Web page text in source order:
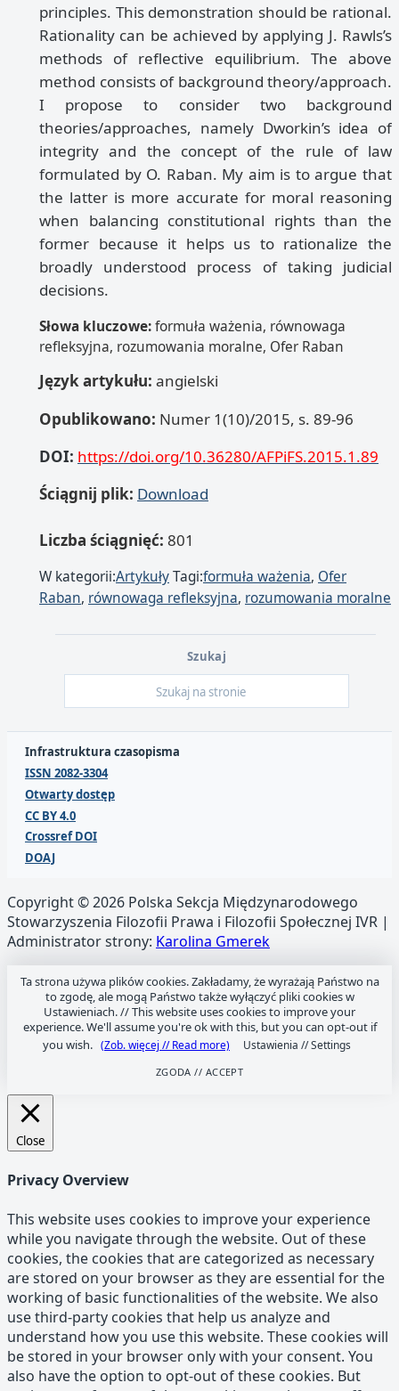
principles. This demonstration should be rational.
Rationality can be achieved by applying J. Rawls’s
methods of reflective equilibrium. The above
method consists of background theory/approach.
I propose to consider two background
theories/approaches, namely Dworkin’s idea of
integrity and the concept of the rule of law
formulated by O. Raban. My aim is to argue that
the latter is more accurate for moral reasoning
when balancing constitutional rights than the
former because it helps us to rationalize the
broadly understood process of taking judicial
decisions.
Słowa kluczowe:formuła ważenia, równowaga
refleksyjna, rozumowania moralne, Ofer Raban
Język artykułu: angielski
Opublikowano: Numer 1(10)/2015, s. 89-96
DOI: https://doi.org/10.36280/AFPiFS.2015.1.89
Ściągnij plik: Download
Liczba ściągnięć: 801
W kategorii:ArtykułyTagi:formuła ważenia, Ofer
Raban, równowaga refleksyjna, rozumowania moralne
Szukaj
Infrastruktura czasopisma
ISSN 2082-3304
Otwarty dostęp
CC BY 4.0
Crossref DOI
DOAJ
Copyright © 2026 Polska Sekcja Międzynarodowego
Stowarzyszenia Filozofii Prawa i Filozofii Społecznej IVR |
Administrator strony: Karolina Gmerek
Ta strona używa plików cookies. Zakładamy, że wyrażają Państwo na
to zgodę, ale mogą Państwo także wyłączyć pliki cookies w
Ustawieniach. //This website uses cookies to improve your
experience. We'll assume you're ok with this, but you can opt-out if
you wish. (Zob. więcej // Read more) Ustawienia // Settings
ZGODA // ACCEPT
Close
Privacy Overview
This website uses cookies to improve your experience
while you navigate through the website. Out of these
cookies, the cookies that are categorized as necessary
are stored on your browser as they are essential for the
working of basic functionalities of the website. We also
use third-party cookies that help us analyze and
understand how you use this website. These cookies will
be stored in your browser only with your consent. You
also have the option to opt-out of these cookies. But